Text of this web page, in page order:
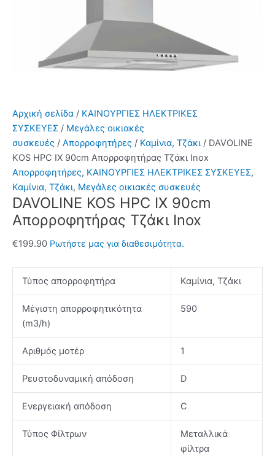
Αρχική σελίδα / ΚΑΙΝΟΥΡΓΙΕΣ ΗΛΕΚΤΡΙΚΕΣ
ΣΥΣΚΕΥΕΣ / Μεγάλες οικιακές
συσκευές / Απορροφητήρες / Καμίνια, Τζάκι / DAVOLINE
KOS HPC IX 90cm Απορροφητήρας Τζάκι Inox
Απορροφητήρες, ΚΑΙΝΟΥΡΓΙΕΣ ΗΛΕΚΤΡΙΚΕΣ ΣΥΣΚΕΥΕΣ,
Καμίνια, Τζάκι, Μεγάλες οικιακές συσκευές
DAVOLINE KOS HPC IX 90cm
Απορροφητήρας Τζάκι Inox
€199.90 Ρωτήστε μας για διαθεσιμότητα.
Τύπος απορροφητήρα Καμίνια, Τζάκι
Μέγιστη απορροφητικότητα
(m3/h)
590
Αριθμός μοτέρ 1
Ρευστοδυναμική απόδοση D
Ενεργειακή απόδοση C
Τύπος Φίλτρων
Μεταλλικά
φίλτρα